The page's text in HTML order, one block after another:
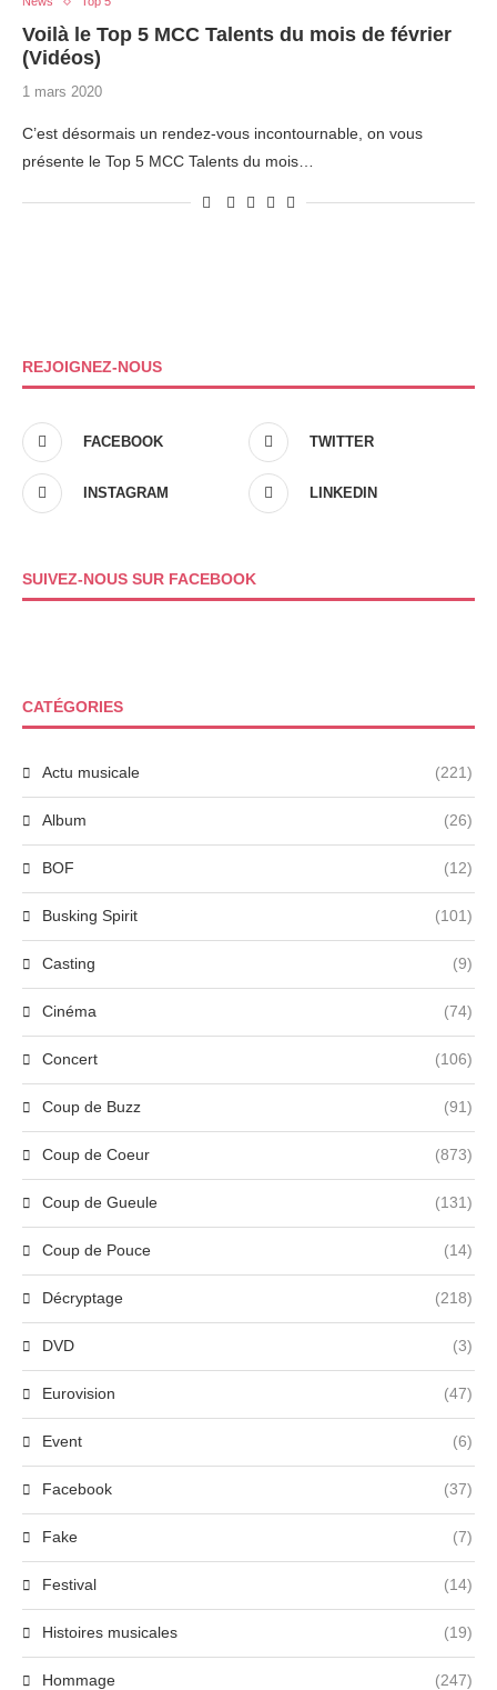
Voilà le Top 5 MCC Talents du mois de février
(Vidéos)
1 mars 2020
C’est désormais un rendez-vous incontournable, on vous
présente le Top 5 MCC Talents du mois…
REJOIGNEZ-NOUS
FACEBOOK TWITTER
INSTAGRAM LINKEDIN
SUIVEZ-NOUS SUR FACEBOOK
CATÉGORIES
Actu musicale (221)
Album (26)
BOF (12)
Busking Spirit (101)
Casting (9)
Cinéma (74)
Concert (106)
Coup de Buzz (91)
Coup de Coeur (873)
Coup de Gueule (131)
Coup de Pouce (14)
Décryptage (218)
DVD (3)
Eurovision (47)
Event (6)
Facebook (37)
Fake (7)
Festival (14)
Histoires musicales (19)
Hommage (247)